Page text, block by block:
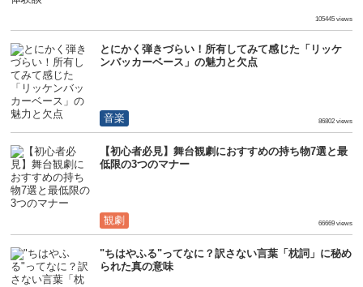
105445 views
とにかく弾きづらい！所有してみて感じた「リッケ
ンバッカーベース」の魅力と欠点
音楽 86802 views
【初心者必見】舞台観劇におすすめの持ち物7選と最
低限の3つのマナー
観劇 66669 views
"ちはやふる"ってなに？訳さない言葉「枕詞」に秘め
られた真の意味